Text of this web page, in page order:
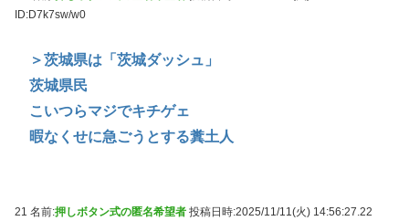
ID:D7k7sw/w0
＞茨城県は「茨城ダッシュ」
茨城県民
こいつらマジでキチゲェ
暇なくせに急ごうとする糞土人
21 名前:押しボタン式の匿名希望者 投稿日時:2025/11/11(火) 14:56:27.22